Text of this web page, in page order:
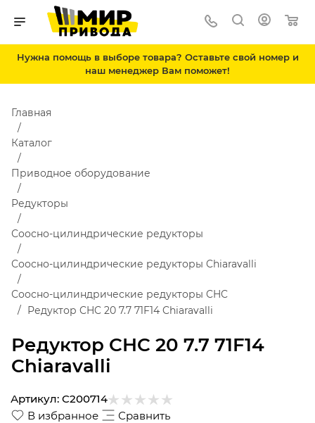
Нужна помощь в выборе товара? Оставьте свой номер и
наш менеджер Вам поможет!
Редуктор CHC 20 7.7 71F14
Chiaravalli
Главная
Каталог
Приводное оборудование
Редукторы
Соосно-цилиндрические редукторы
Соосно-цилиндрические редукторы Chiaravalli
Соосно-цилиндрические редукторы CHC
Редуктор CHC 20 7.7 71F14 Chiaravalli
В избранное Сравнить
Артикул: C200714